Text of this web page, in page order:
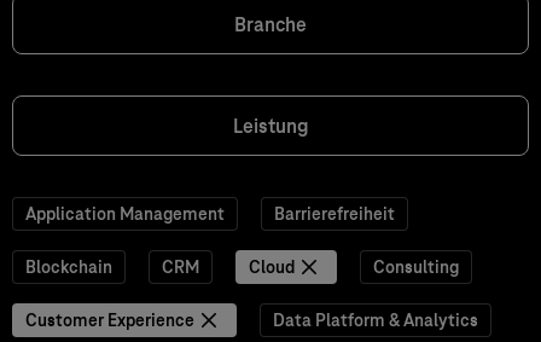
Branche
Leistung
Application Management Barrierefreiheit
Blockchain CRM Cloud Consulting
Customer Experience Data Platform & Analytics